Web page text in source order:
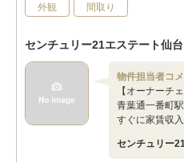
外観 間取り
センチュリー21エステート仙台
物件担当者コ
【オーナーチ
青葉通一番町
すぐに家賃収
センチュリー